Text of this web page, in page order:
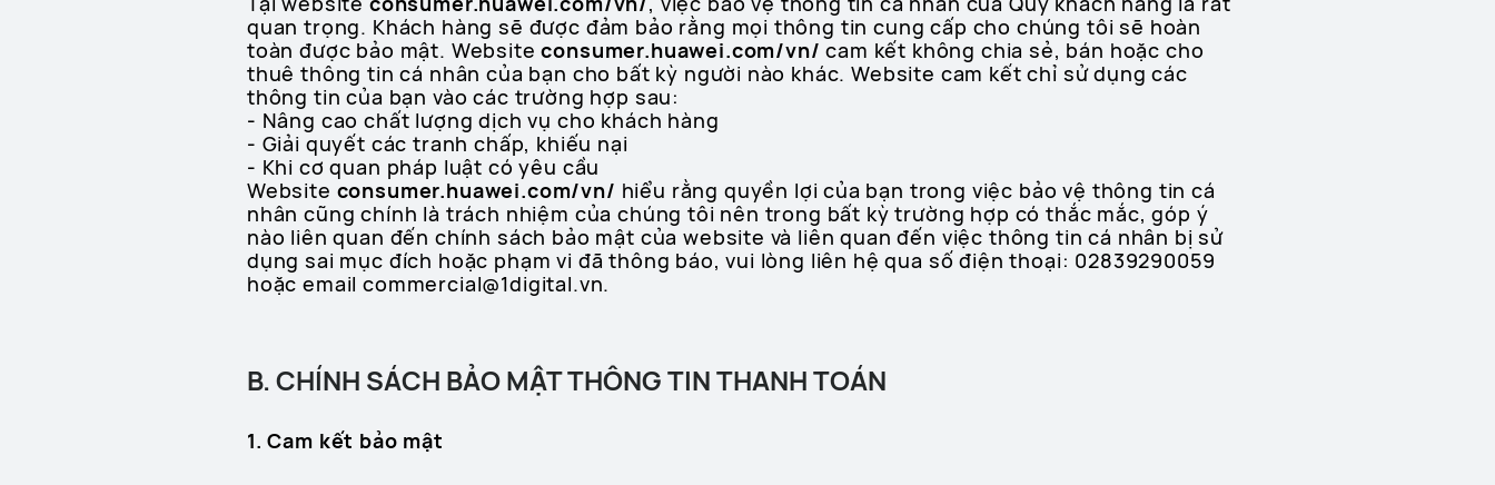
quan trọng. Khách hàng sẽ được đảm bảo rằng mọi thông tin cung cấp cho chúng tôi sẽ hoàn
toàn được bảo mật. Websiteconsumer.huawei.com/vn/ cam kết không chia sẻ, bán hoặc cho
thuê thông tin cá nhân của bạn cho bất kỳ người nào khác. Website cam kết chỉ sử dụng các
thông tin của bạn vào các trường hợp sau:
- Nâng cao chất lượng dịch vụ cho khách hàng
- Giải quyết các tranh chấp, khiếu nại
- Khi cơ quan pháp luật có yêu cầu
Website consumer.huawei.com/vn/ hiểu rằng quyền lợi của bạn trong việc bảo vệ thông tin cá
nhân cũng chính là trách nhiệm của chúng tôi nên trong bất kỳ trường hợp có thắc mắc, góp ý
nào liên quan đến chính sách bảo mật của website và liên quan đến việc thông tin cá nhân bị sử
dụng sai mục đích hoặc phạm vi đã thông báo, vui lòng liên hệ qua số điện thoại: 02839290059
hoặc email commercial@1digital.vn.
B. CHÍNH SÁCH BẢO MẬT THÔNG TIN THANH TOÁN
1. Cam kết bảo mật